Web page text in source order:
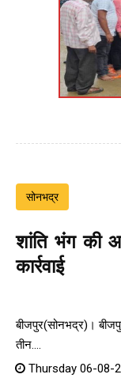
सोनभद्र
शांति भंग की
कार्रवाई
बीजपुर(सोनभद्र)।
तीन....
Thursday 06-08-